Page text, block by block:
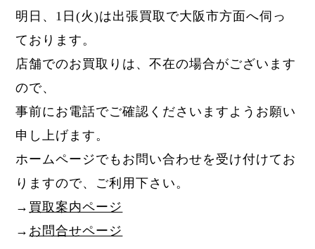
明日、1日(火)は出張買取で大阪市方面へ伺っ
ております。
店舗でのお買取りは、不在の場合がございます
ので、
事前にお電話でご確認くださいますようお願い
申し上げます。
ホームページでもお問い合わせを受け付けてお
りますので、ご利用下さい。
→ 買取案内ページ
→ お問合せページ